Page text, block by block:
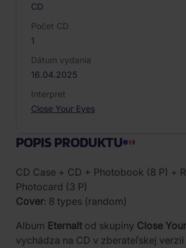
CD
Počet CD
1
Dátum vydania
16.04.2025
Interpret
Close Your Eyes
POPIS PRODUKTU
CD Case + CD + Photobook (8 P) +
Photocard (3 P)
Cover: 8 types (random)
Album Eternalt od skupiny Close
vychádza na CD v zberateľskej verzii